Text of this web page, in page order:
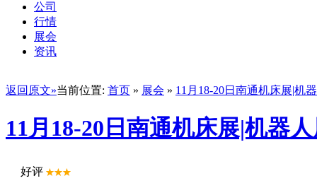
公司
行情
展会
资讯
返回原文»当前位置: 首页 » 展会 » 11月18-20日南通机床展|机
11月18-20日南通机床展|机器
好评